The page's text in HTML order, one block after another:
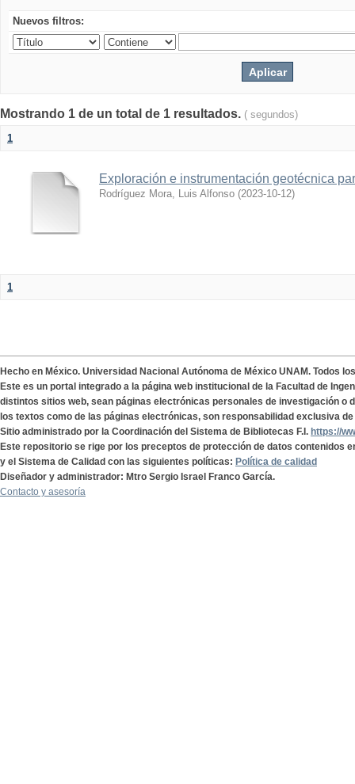
Nuevos filtros:
Mostrando 1 de un total de 1 resultados. ( segundos)
1
Exploración e instrumentación geotécnica
Rodríguez Mora, Luis Alfonso (2023-10-12)
1
Hecho en México. Universidad Nacional Autónoma de México UNAM. Todos
Este es un portal integrado a la página web institucional de la Facultad de
distintos sitios web, sean páginas electrónicas personales de investigación o
los textos como de las páginas electrónicas, son responsabilidad exclusiva
Sitio administrado por la Coordinación del Sistema de Bibliotecas F.I. https://
Este repositorio se rige por los preceptos de protección de datos contenidos
y el Sistema de Calidad con las siguientes políticas: Política de calidad
Diseñador y administrador: Mtro Sergio Israel Franco García.
Contacto y asesoría